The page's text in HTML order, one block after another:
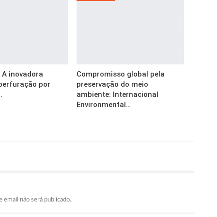
inovadora
por
Compromisso global pela
preservação do meio
ambiente: Internacional
Environmental…
email não será publicado.